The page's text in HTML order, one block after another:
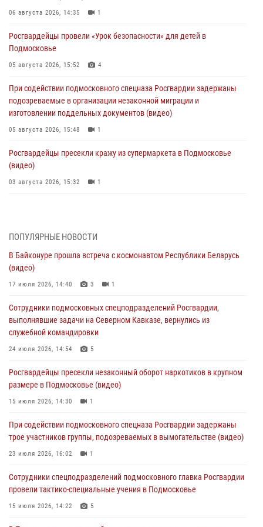
06 августа 2026, 14:35 1
Росгвардейцы провели «Урок безопасности» для детей в
Подмосковье
05 августа 2026, 15:52 4
При содействии подмосковного спецназа Росгвардии задержаны
подозреваемые в организации незаконной миграции и
изготовлении поддельных документов (видео)
05 августа 2026, 15:48 1
Росгвардейцы пресекли кражу из супермаркета в Подмосковье
(видео)
03 августа 2026, 15:32 1
03 августа 2026, 15:08 1
В Подмосковье отметили годовщину со Дня образования ОМОН
«Пересвет»
02 августа 2026, 18:01
Офицер подмосковного главка Росгвардии стал гостем эфира
«Радио 1»
01 августа 2026, 17:57
крупную сумму в Подмосковье
31 июля 2026, 13:00
действиях в Подмосковье (видео)
31 июля 2026, 09:00
ПОПУЛЯРНЫЕ НОВОСТИ
В Байконуре прошла встреча с космонавтом Республики Беларусь
(видео)
17 июля 2026, 14:40 3 1
Сотрудники подмосковных спецподразделений Росгвардии,
выполнявшие задачи на Северном Кавказе, вернулись из
служебной командировки
24 июля 2026, 14:54 5
Росгвардейцы пресекли незаконный оборот наркотиков в крупном
размере в Подмосковье (видео)
15 июля 2026, 14:30 1
При содействии подмосковного спецназа Росгвардии задержаны
трое участников группы, подозреваемых в вымогательстве (видео)
23 июля 2026, 16:02 1
Сотрудники спецподразделений подмосковного главка Росгвардии
провели тактико-специальные учения в Подмосковье
15 июля 2026, 14:22 5